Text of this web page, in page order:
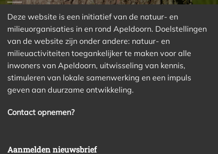
Deze website is een initiatief van de natuur- en
milieuorganisaties in en rond Apeldoorn. Doelstellingen
van de website zijn onder andere: natuur- en
milieuactiviteiten toegankelijker te maken voor alle
inwoners van Apeldoorn, uitwisseling van kennis,
stimuleren van lokale samenwerking en een impuls
geven aan duurzame ontwikkeling.
Contact opnemen?
Aanmelden nieuwsbrief